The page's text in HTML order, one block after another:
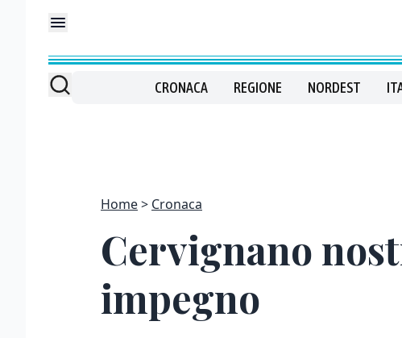
CRONACA REGIONE NORDEST
Home Cronaca
Cervignano
impegno